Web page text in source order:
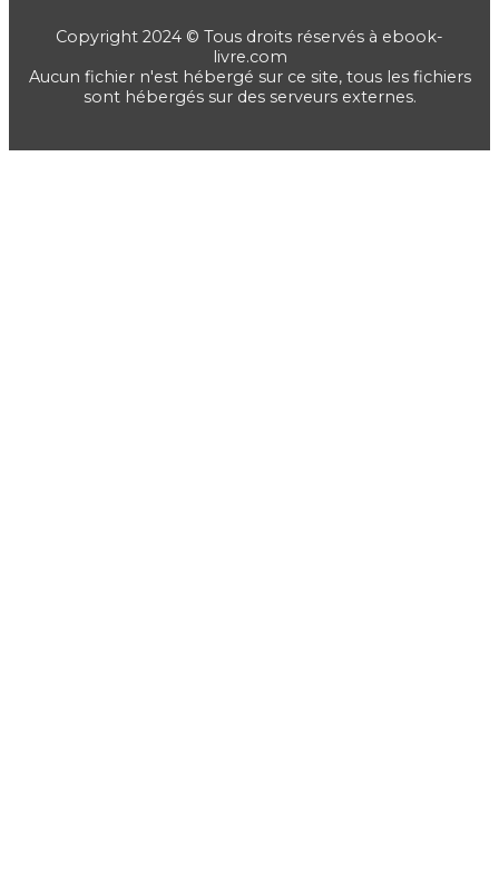
Copyright 2024 © Tous droits réservés à ebook-
livre.com
Aucun fichier n'est hébergé sur ce site, tous les fichiers
sont hébergés sur des serveurs externes.